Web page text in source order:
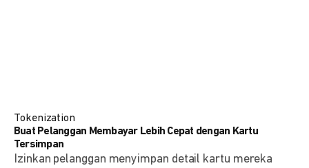
Tokenization
Buat Pelanggan Membayar Lebih Cepat dengan Kartu
Tersimpan
Izinkan pelanggan menyimpan detail kartu mereka